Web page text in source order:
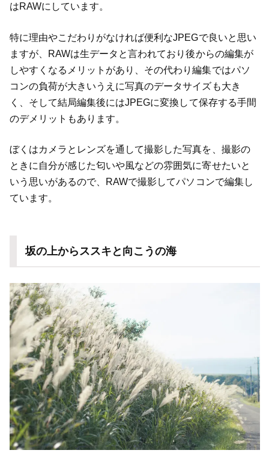
はRAWにしています。
特に理由やこだわりがなければ便利なJPEGで良いと思い
ますが、RAWは生データと言われており後からの編集が
しやすくなるメリットがあり、その代わり編集ではパソ
コンの負荷が大きいうえに写真のデータサイズも大き
く、そして結局編集後にはJPEGに変換して保存する手間
のデメリットもあります。
ぼくはカメラとレンズを通して撮影した写真を、撮影の
ときに自分が感じた匂いや風などの雰囲気に寄せたいと
いう思いがあるので、RAWで撮影してパソコンで編集し
ています。
坂の上からススキと向こうの海